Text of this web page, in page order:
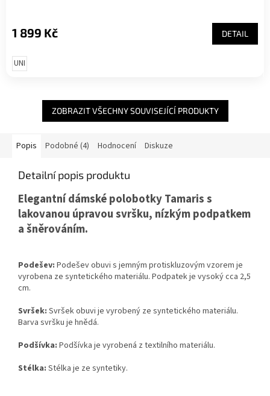
1 899 Kč DETAIL
UNI
ZOBRAZIT VŠECHNY SOUVISEJÍCÍ PRODUKTY
Popis Podobné (4) Hodnocení Diskuze
Detailní popis produktu
Elegantní dámské polobotky Tamaris s
lakovanou úpravou svršku, nízkým podpatkem
a šněrováním.
Podešev: Podešev obuvi s jemným protiskluzovým vzorem je
vyrobena ze syntetického materiálu. Podpatek je vysoký cca 2,5
cm.
Svršek: Svršek obuvi je vyrobený ze syntetického materiálu.
Barva svršku je hnědá.
Podšívka: Podšívka je vyrobená z textilního materiálu.
Stélka: Stélka je ze syntetiky.